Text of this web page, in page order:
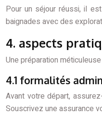
Pour un séjour réussi, il
baignades avec des
4. aspects
Une préparation
4.1 formalités
Avant votre départ,
Souscrivez une assurance